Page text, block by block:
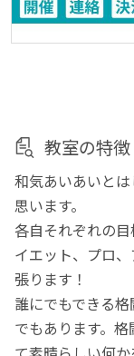
教室の特徴
和気あいあいと
思います。
各自それぞれの
イエット、プロ
張ります！
誰にでもできる
でもあります。